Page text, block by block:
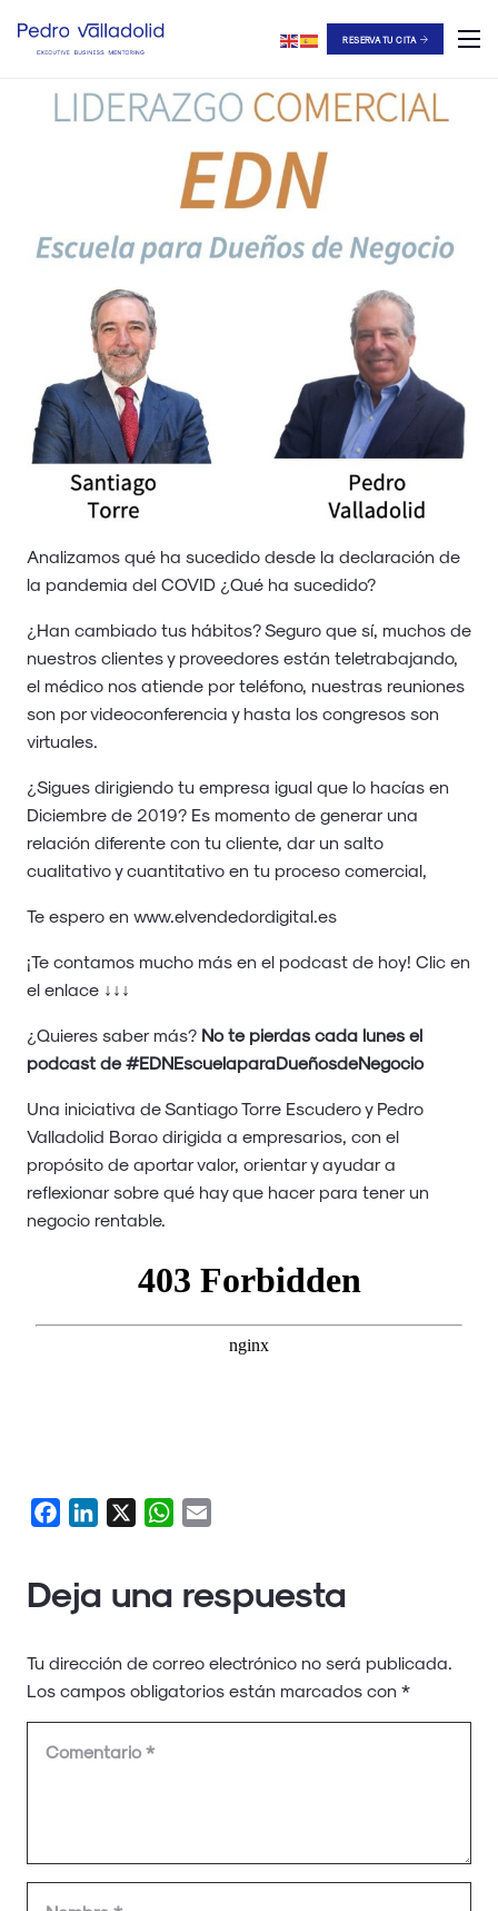
RESERVA TU CITA
Analizamos qué ha sucedido desde la declaración de
la pandemia del COVID ¿Qué ha sucedido?
¿Han cambiado tus hábitos? Seguro que sí, muchos de
nuestros clientes y proveedores están teletrabajando,
el médico nos atiende por teléfono, nuestras reuniones
son por videoconferencia y hasta los congresos son
virtuales.
¿Sigues dirigiendo tu empresa igual que lo hacías en
Diciembre de 2019? Es momento de generar una
relación diferente con tu cliente, dar un salto
cualitativo y cuantitativo en tu proceso comercial,
Te espero en www.elvendedordigital.es
¡Te contamos mucho más en el podcast de hoy! Clic en
el enlace ↓↓↓
¿Quieres saber más? No te pierdas cada lunes el
podcast de #EDNEscuelaparaDueñosdeNegocio
Una iniciativa de Santiago Torre Escudero y Pedro
Valladolid Borao dirigida a empresarios, con el
propósito de aportar valor, orientar y ayudar a
reflexionar sobre qué hay que hacer para tener un
negocio rentable.
FacebookLinkedIn WhatsApp
Deja una respuesta
Tu dirección de correo electrónico no será publicada.
Los campos obligatorios están marcados con *